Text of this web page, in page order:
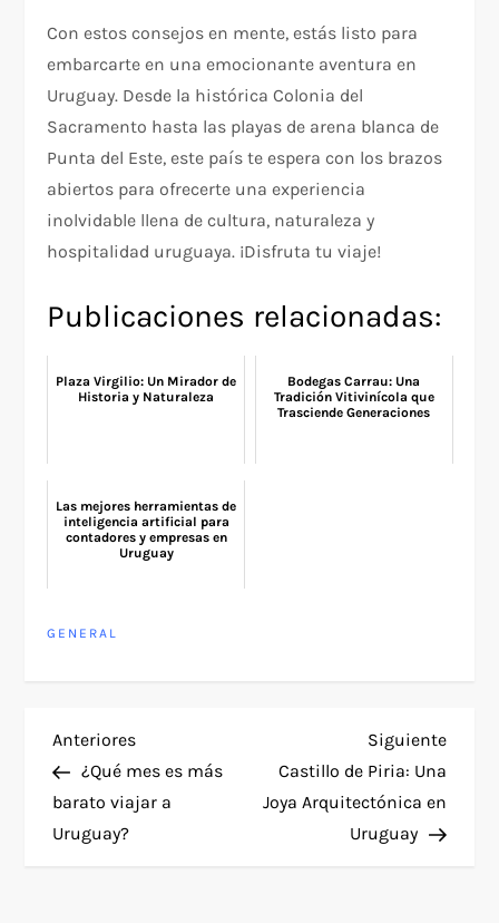
Con estos consejos en mente, estás listo para
embarcarte en una emocionante aventura en
Uruguay. Desde la histórica Colonia del
Sacramento hasta las playas de arena blanca de
Punta del Este, este país te espera con los brazos
abiertos para ofrecerte una experiencia
inolvidable llena de cultura, naturaleza y
hospitalidad uruguaya. ¡Disfruta tu viaje!
Publicaciones relacionadas:
Plaza Virgilio: Un Mirador de
Historia y Naturaleza
Bodegas Carrau: Una
Tradición Vitivinícola que
Trasciende Generaciones
Las mejores herramientas de
inteligencia artificial para
contadores y empresas en
Uruguay
GENERAL
N
a
v
Entrada
anterior
Anteriores
¿Qué mes es más
barato viajar a
Uruguay?
Siguiente
Castillo de Piria: Una
Joya Arquitectónica en
Uruguay